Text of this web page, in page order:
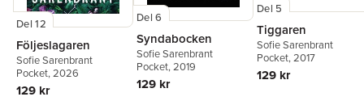
Del 12
Följeslagaren
Sofie Sarenbrant
Pocket, 2026
129 kr
Del 6
Syndabocken
Sofie Sarenbrant
Pocket, 2019
129 kr
Del 5
Tiggaren
Sofie Sarenbrant
Pocket, 2017
129 kr